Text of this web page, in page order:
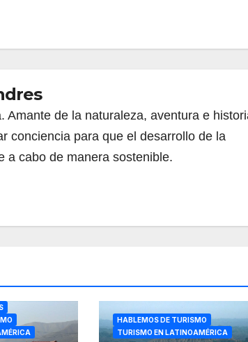
Amante de la naturaleza, aventura e
conciencia para que el desarrollo de la
a cabo de manera sostenible.
HABLEMOS DE TURISMO
TURISMO EN LATINOAMÉRICA